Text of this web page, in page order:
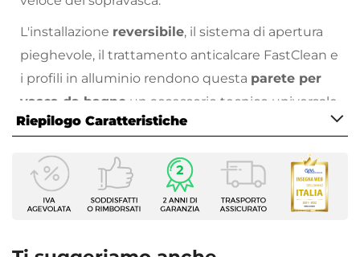
L'installazione reversibile, il sistema di apertura
pieghevole, il trattamento anticalcare FastClean e
i profili in alluminio rendono questa parete per
vasca da bagno un accessorio tecnico universale
e in grado di migliorare la funzionalità del tuo
doccia
Isideè la nuovaparete per vasca da bagno,una
rinnovare la tua vasca da bagno e trasformare il
Riepilogo Caratteristiche
Caratteristiche
Serie
Iside